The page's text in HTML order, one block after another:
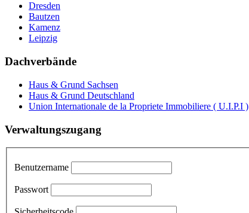
Dresden
Bautzen
Kamenz
Leipzig
Dachverbände
Haus & Grund Sachsen
Haus & Grund Deutschland
Union Internationale de la Propriete Immobiliere ( U.I.P.I )
Verwaltungszugang
Benutzername
Passwort